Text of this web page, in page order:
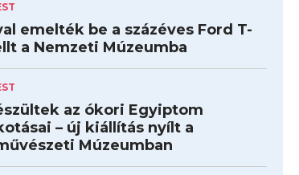
emelték be a százéves Ford T-
a Nemzeti Múzeumba
az ókori Egyiptom
– új kiállítás nyílt a
Múzeumban